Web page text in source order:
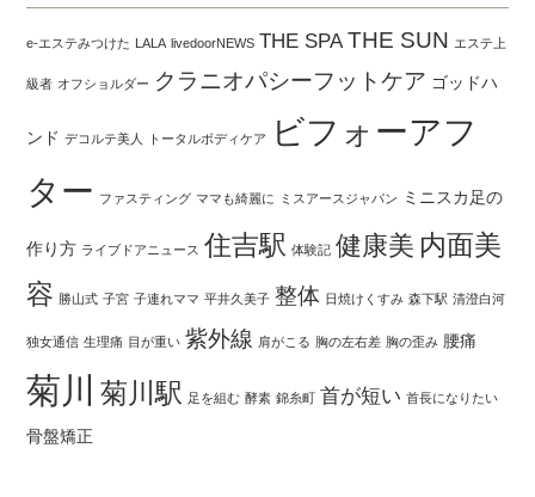
e-エステみつけた LALA livedoorNEWS THE SPA THE SUN エステ上
級者 オフショルダー クラニオパシーフットケア ゴッドハ
ンド デコルテ美人 トータルボディケア
ビフォーアフ
ター ファスティング ママも綺麗に ミスアースジャパン ミニスカ足の
作り方 ライブドアニュース 住吉駅 体験記 健康美 内面美
容 勝山式 子宮 子連れママ 平井久美子 整体 日焼けくすみ 森下駅 清澄白河
独女通信 生理痛 目が重い 紫外線 肩がこる 胸の左右差 胸の歪み 腰痛
菊川 菊川駅 足を組む 酵素 錦糸町 首が短い 首長になりたい
骨盤矯正